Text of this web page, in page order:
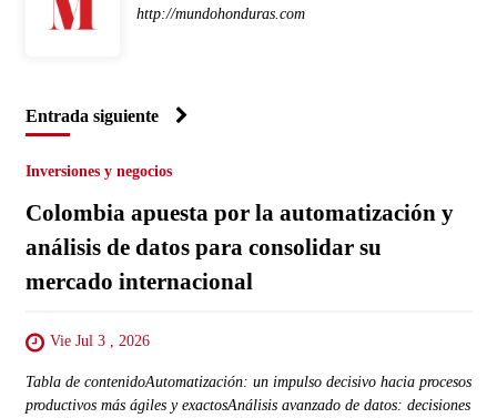
http://mundohonduras.com
Entrada siguiente
Inversiones y negocios
Colombia apuesta por la automatización y
análisis de datos para consolidar su
mercado internacional
Vie Jul 3 , 2026
Tabla de contenidoAutomatización: un impulso decisivo hacia procesos
productivos más ágiles y exactosAnálisis avanzado de datos: decisiones